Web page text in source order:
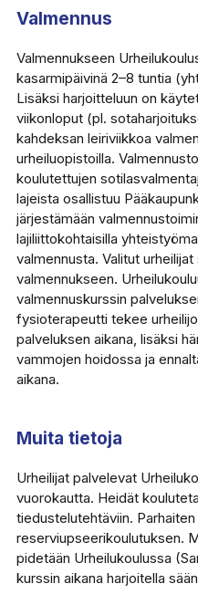
Valmennus
Valmennukseen
kasarmipäivinä 2–8 tuntia
Lisäksi harjoitteluun on
viikonloput (pl.
kahdeksan leiriviikkoa
urheiluopistoilla.
koulutettujen
lajeista osallistuu
järjestämään
lajiliittokohtaisilla
valmennusta. Valitut
valmennukseen.
valmennuskurssin
fysioterapeutti tekee
palveluksen aikana, lisäksi
vammojen hoidossa ja
aikana.
Muita tietoja
Urheilijat palvelevat
vuorokautta. Heidät
tiedustelutehtäviin.
reserviupseerikoulutuksen.
pidetään Urheilukoulussa
kurssin aikana harjoitella